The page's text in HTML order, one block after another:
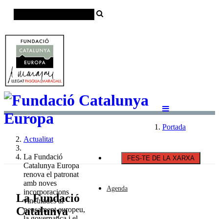
FES-TE DE LA XARXA
Agenda
Portada
Actualitat
La Fundació
Catalunya Europa
renova el patronat
amb noves
incorporacions
vinculades al
pensament europeu,
La Fundació
Catalunya